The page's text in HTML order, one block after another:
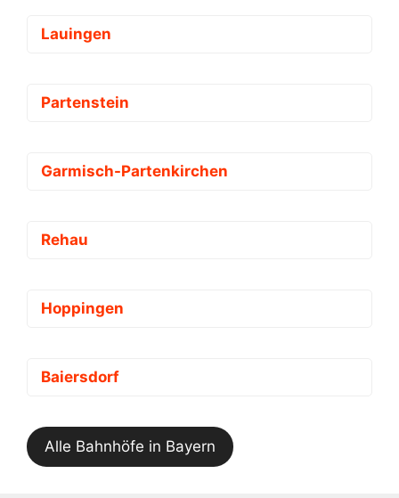
Lauingen
Partenstein
Garmisch-Partenkirchen
Rehau
Hoppingen
Baiersdorf
Alle Bahnhöfe in Bayern